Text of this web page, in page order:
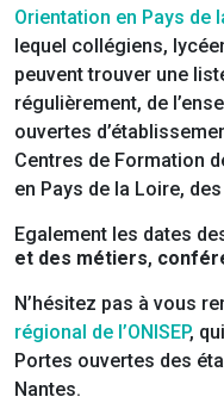
Orientation en Pays de
lequel collégiens,
peuvent trouver une
régulièrement, de
ouvertes
Centres de Formation
en Pays de la Loire,
Egalement les dates
et des métiers,
N’hésitez pas à vous
régional de l’ONISEP,
Portes ouvertes des
Nantes.